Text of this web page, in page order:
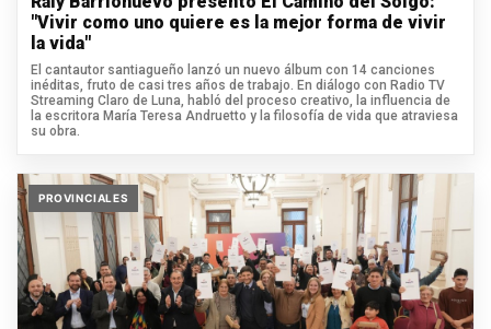
"Vivir como uno quiere es la mejor forma de vivir
la vida"
El cantautor santiagueño lanzó un nuevo álbum con 14 canciones
inéditas, fruto de casi tres años de trabajo. En diálogo con Radio TV
Streaming Claro de Luna, habló del proceso creativo, la influencia de
la escritora María Teresa Andruetto y la filosofía de vida que atraviesa
su obra.
PROVINCIALES